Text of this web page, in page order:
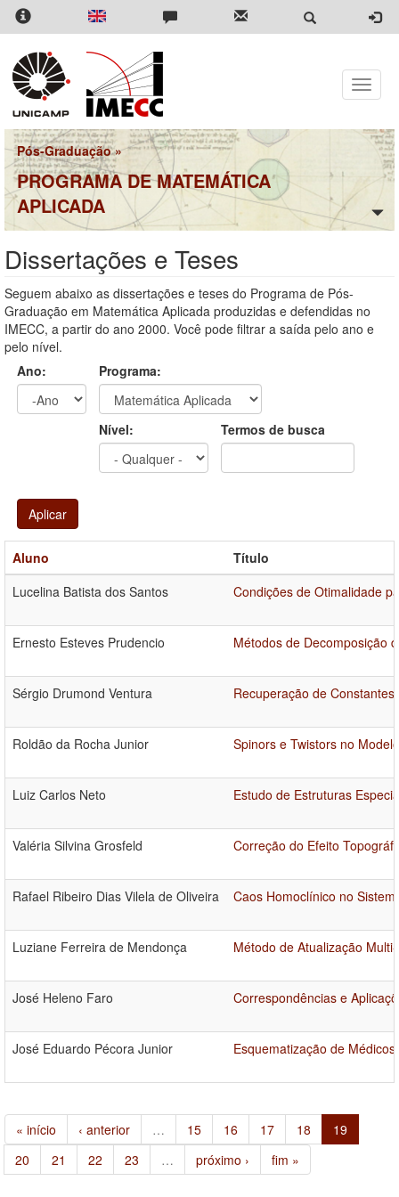
Pular
para
conteúdo
principal
Toggle
Pós-Graduação»
PROGRAMA DE MATEMÁTICA
APLICADA
Dissertações e Teses
Seguem abaixo as dissertações e teses do Programa de Pós-
Graduação em Matemática Aplicada produzidas e defendidas no
IMECC, a partir do ano 2000. Você pode filtrar a saída pelo ano e
pelo nível.
Ano:
Programa:
Nível: Termos de busca
Aplicar
Aluno
Título
Lucelina Batista dos Santos
Condições de Otimalidade
Ernesto Esteves Prudencio Métodos de Decomposição
Sérgio Drumond Ventura Recuperação de
Roldão da Rocha Junior Spinors e Twistors no
Luiz Carlos Neto Estudo de Estruturas
Valéria Silvina Grosfeld Correção do Efeito
Rafael Ribeiro Dias Vilela de Oliveira Caos Homoclínico no
Luziane Ferreira de Mendonça Método de Atualização
José Heleno Faro Correspondências e
José Eduardo Pécora Junior Esquematização de
« início ‹ anterior … 15 16 17 18
19
20
21 22 23 … próximo › fim »